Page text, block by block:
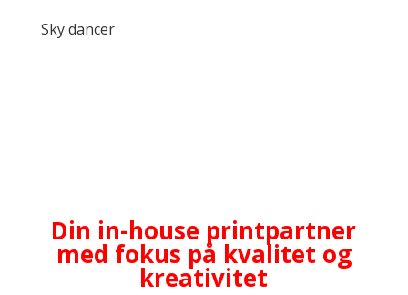
Sky dancer
Din in-house printpartner
med fokus på kvalitet og
kreativitet